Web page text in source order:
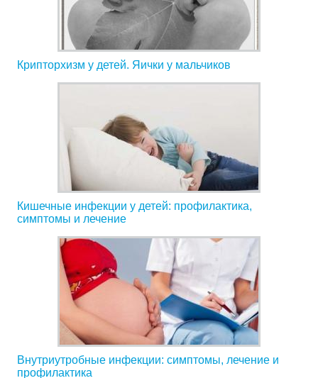
Крипторхизм у детей. Яички у мальчиков
Кишечные инфекции у детей: профилактика,
симптомы и лечение
Внутриутробные инфекции: симптомы, лечение и
профилактика